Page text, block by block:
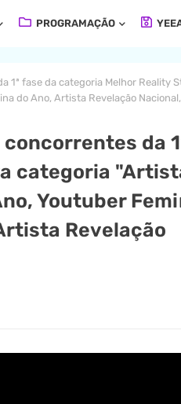
PROGRAMAÇÃO
1ª fase da categoria Melhor Reality
do Ano, Artista Revelação
da
categoria
Youtuber
Revelação